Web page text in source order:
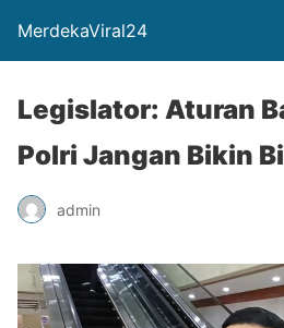
MerdekaViral24
Legislator: Aturan
Polri Jangan Bikin
admin